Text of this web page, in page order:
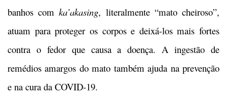
banhos comka’akasing, literalmente “mato cheiroso”,
atuam para proteger os corpos e deixá-los mais fortes
contra o fedor que causa a doença. A ingestão de
remédios amargos do mato também ajuda na prevenção
e na cura da COVID-19.